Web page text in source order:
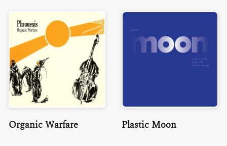
Organic Warfare Plastic Moon